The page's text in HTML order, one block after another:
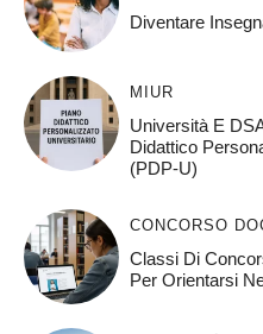
Diventare
MIUR
Università E
Didattico
(PDP-U)
CONCORSO
Classi Di
Per Orientarsi